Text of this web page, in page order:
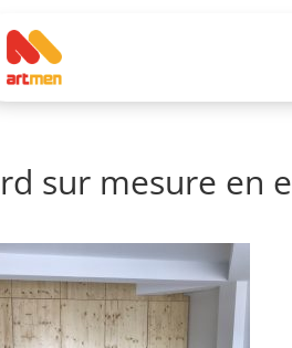
sur mesure en